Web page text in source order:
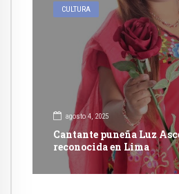
CULTURA
agosto 4, 2025
Cantante puneña Luz
reconocida en Lima